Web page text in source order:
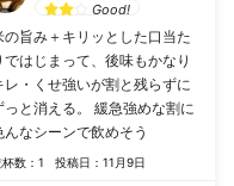
Good!
の旨み＋キリッとした口当た
ではじまって、後味もかなり
レ・くせ強いが割と残らずに
っと消える。 緩急強めな割に
んなシーンで飲めそう
杯数：1 投稿日：11月9日